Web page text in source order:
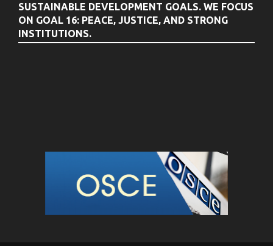
SUSTAINABLE DEVELOPMENT GOALS. WE FOCUS
ON GOAL 16: PEACE, JUSTICE, AND STRONG
INSTITUTIONS.